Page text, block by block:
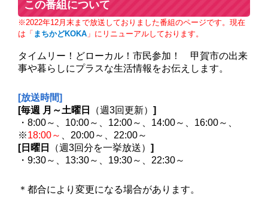
この番組について
※2022年12月末まで放送しておりました番組のページです。現在
は「 まちかどKOKA 」にリニューアルしております。
タイムリー！どローカル！市民参加！ 甲賀市の出来
事や暮らしにプラスな生活情報をお伝えします。
[放送時間]
[毎週 月～土曜日
（週3回更新） ]
・8:00～、 10:00～、 12:00～、14:00～、16:00～、
※18:00～
、20:00～、22:00～
[日曜日
（週3回分を一挙放送） ]
・9:30～、 13:30～、 19:30～、22:30～
＊都合により変更になる場合があります。